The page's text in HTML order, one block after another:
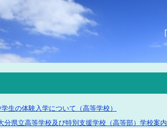
生の体験入学について（高等学校）
分県立高等学校及び特別支援学校（高等部）学校案内